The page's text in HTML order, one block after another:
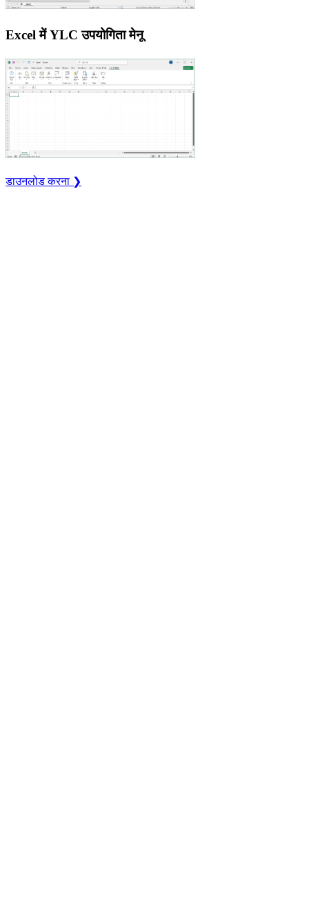
Excel में YLC उपयोगिता मेनू
डाउनलोड करना ❯